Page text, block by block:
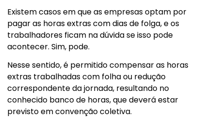
Existem casos em que as empresas optam por
pagar as horas extras com dias de folga, e os
trabalhadores ficam na dúvida se isso pode
acontecer. Sim, pode.
Nesse sentido, é permitido compensar as horas
extras trabalhadas com folha ou redução
correspondente da jornada, resultando no
conhecido banco de horas, que deverá estar
previsto em convenção coletiva.